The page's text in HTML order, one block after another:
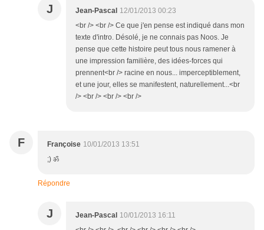
J Jean-Pascal 12/01/2013 00:23
<br /> <br /> Ce que j'en pense est indiqué dans mon
texte d'intro. Désolé, je ne connais pas Noos. Je
pense que cette histoire peut tous nous ramener à
une impression familière, des idées-forces qui
prennent<br /> racine en nous... imperceptiblement,
et une jour, elles se manifestent, naturellement...<br
/> <br /> <br /> <br />
F Françoise 10/01/2013 13:51
;) ॐ
Répondre
J Jean-Pascal 10/01/2013 16:11